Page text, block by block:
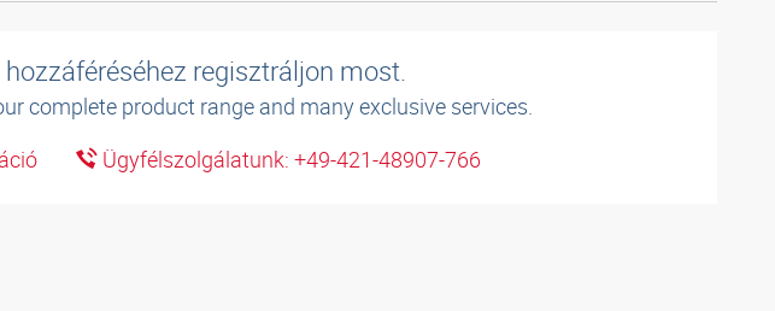
regisztráljon most.
complete product range and many exclusive services.
Ügyfélszolgálatunk: +49-421-48907-766